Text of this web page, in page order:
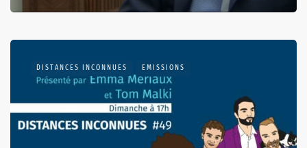
DISTANCES INCONNUES EMISSIONS